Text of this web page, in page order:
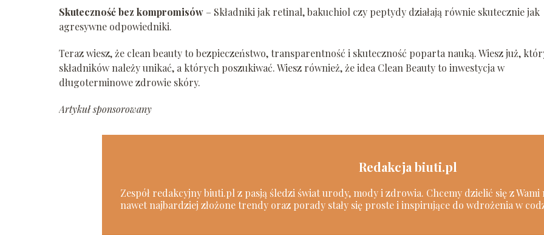
Skuteczność bez kompromisów – Składniki jak retinal, bakuchiol czy peptydy działają równie skutecznie jak
agresywne odpowiedniki.
Teraz wiesz, że clean beauty to bezpieczeństwo, transparentność i skuteczność poparta nauką. Wiesz już,
składników należy unikać, a których poszukiwać. Wiesz również, że idea Clean Beauty to inwestycja w
długoterminowe zdrowie skóry.
Artykuł sponsorowany
Redakcja biuti.pl
Zespół redakcyjny biuti.pl z pasją śledzi świat urody, mody i zdrowia. Chcemy dzielić się z
nawet najbardziej złożone trendy oraz porady stały się proste i inspirujące do wdrożenia w